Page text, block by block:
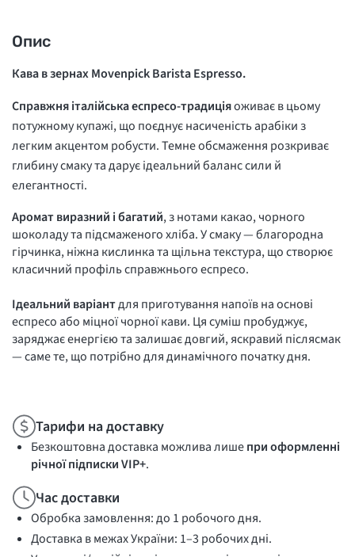
Опис
Кава в зернах Movenpick Barista Espresso.
Справжня італійська еспресо-традиціяоживає в цьому
потужному купажі, що поєднує насиченість арабіки з
легким акцентом робусти. Темне обсмаження розкриває
глибину смаку та дарує ідеальний баланс сили й
елегантності.
Аромат виразний і багатий, з нотами какао, чорного
шоколаду та підсмаженого хліба. У смаку — благородна
гірчинка, ніжна кислинка та щільна текстура, що створює
класичний профіль справжнього еспресо.
Ідеальний варіантдля приготування напоїв на основі
еспресо або міцної чорної кави. Ця суміш пробуджує,
заряджає енергією та залишає довгий, яскравий післясмак
— саме те, що потрібно для динамічного початку дня.
Тарифи на доставку
Безкоштовна доставка можлива лишепри оформленні
річної підписки VIP+.
Час доставки
Обробка замовлення: до 1 робочого дня.
Доставка в межах України: 1–3 робочих дні.